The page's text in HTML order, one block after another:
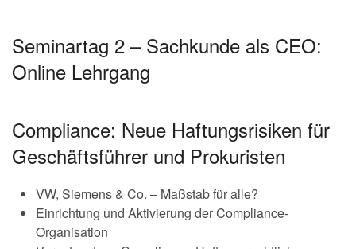
Seminartag 2 – Sachkunde als CEO:
Online Lehrgang
Compliance: Neue Haftungsrisiken für
Geschäftsführer und Prokuristen
VW, Siemens & Co. – Maßstab für alle?
Einrichtung und Aktivierung der Compliance-
Organisation